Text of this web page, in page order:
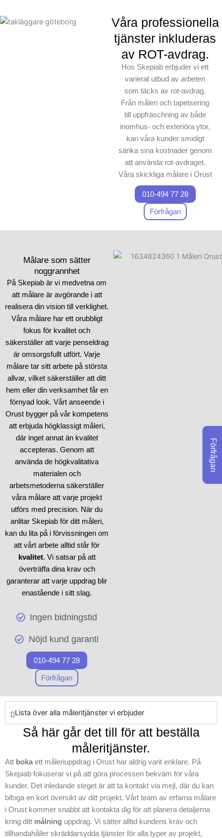
Förfrågan
känn vårt fokus som ditt
optimalaval av målare och service.
Våra professionella
tjänster inkluderas
av ROT-avdrag.
Hos Skepiab erbjuder vi ett
varierat utbud avarbeten
som täcks av rot-avdrag.
Från måleri och tapetsering
till uppfräschning av både
inomhus- och exteriöra ytor,
kan våra kunder smidigt
sänka sina kostnader genom
att använda rot-avdraget.
Våra skickliga målare i Orust
är engagerade att leverera
hantverk av hög kvalitet,
vilket säkerställer att varje
projekt utförs med
ambition är att varje
prata om hur våra arbeten
010-494 77 28
Förfrågan
Målare som sätter
noggrannhet
På Skepiab är vi medvetna om
att målare är avgörande i att
realisera din vision till verklighet.
Våra målare har ett orubbligt
fokus för kvalitet och
säkerställer att varje penseldrag
är omsorgsfullt utfört. Varje
målare tar sitt arbete på största
allvar, vilket säkerställer att ditt
hem eller din verksamhet får en
förnyad look. Vårt anseende i
Orust bygger på vår kompetens
att erbjuda högklassigt måleri,
där inget annat än kvalitet
accepteras. Genom att
använda de högkvalitativa
materialen och
arbetsmetoderna säkerställer
våra målare att varje projekt
utförs med precision. När du
anlitar Skepiab för ditt måleri,
kan du lita på i förvissningen om
att vårt arbete alltid står för
kvalitet. Vi satsar på att
överträffa dina krav och
garanterar att varje uppdrag blir
enastående i sitt slag.
Ingen bidningstid
Nöjd kund garanti
010-494 77 28
Förfrågan
Lista över alla måleritjänster vi erbjuder
Så här går det till för att beställa
måleritjänster.
Att boka ett måleriuppdrag i Orust har aldrig varit enklare. På
Skepiab fokuserar vi på att göra processen bekväm för våra
kunder. Det inledande steget är att ta kontakt via mejl, där du kan
bifoga en kort översikt av ditt projekt. Vårt team av erfarna målare
i Orust kommer snabbt att kontakta dig för att planera detaljerna
kring ditt målning uppdrag. Vi sätter alltid kundens krav och
tillhandahåller skräddarsydda tjänster för alla typer av projekt,